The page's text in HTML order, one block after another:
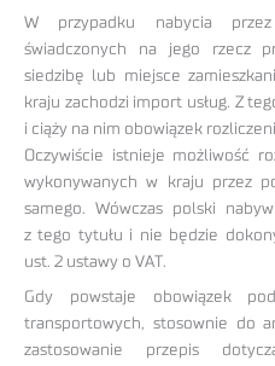
W przypadku nabycia
świadczonych na jego rzecz
siedzibę lub miejsce
kraju zachodzi import usług. Z
i ciąży na nim obowiązek
Oczywiście istnieje możliwość
wykonywanych w kraju przez
samego. Wówczas polski
z tego tytułu i nie będzie
ust. 2 ustawy o VAT.
Gdy powstaje obowiązek
transportowych, stosownie do
zastosowanie przepis